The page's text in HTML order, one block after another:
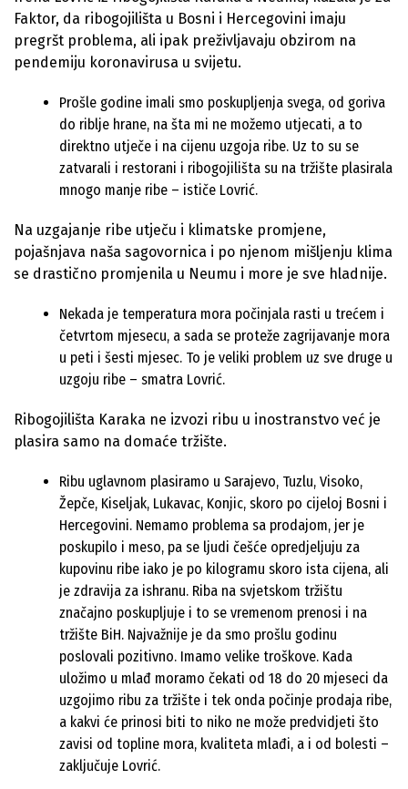
Faktor, da ribogojilišta u Bosni i Hercegovini imaju
pregršt problema, ali ipak preživljavaju obzirom na
pendemiju koronavirusa u svijetu.
Prošle godine imali smo poskupljenja svega, od goriva
do riblje hrane, na šta mi ne možemo utjecati, a to
direktno utječe i na cijenu uzgoja ribe. Uz to su se
zatvarali i restorani i ribogojilišta su na tržište plasirala
mnogo manje ribe – ističe Lovrić.
Na uzgajanje ribe utječu i klimatske promjene,
pojašnjava naša sagovornica i po njenom mišljenju klima
se drastično promjenila u Neumu i more je sve hladnije.
Nekada je temperatura mora počinjala rasti u trećem i
četvrtom mjesecu, a sada se proteže zagrijavanje mora
u peti i šesti mjesec. To je veliki problem uz sve druge u
uzgoju ribe – smatra Lovrić.
Ribogojilišta Karaka ne izvozi ribu u inostranstvo već je
plasira samo na domaće tržište.
Ribu uglavnom plasiramo u Sarajevo, Tuzlu, Visoko,
Žepče, Kiseljak, Lukavac, Konjic, skoro po cijeloj Bosni i
Hercegovini. Nemamo problema sa prodajom, jer je
poskupilo i meso, pa se ljudi češće opredjeljuju za
kupovinu ribe iako je po kilogramu skoro ista cijena, ali
je zdravija za ishranu. Riba na svjetskom tržištu
značajno poskupljuje i to se vremenom prenosi i na
tržište BiH. Najvažnije je da smo prošlu godinu
poslovali pozitivno. Imamo velike troškove. Kada
uložimo u mlađ moramo čekati od 18 do 20 mjeseci da
uzgojimo ribu za tržište i tek onda počinje prodaja ribe,
a kakvi će prinosi biti to niko ne može predvidjeti što
zavisi od topline mora, kvaliteta mlađi, a i od bolesti –
zaključuje Lovrić.